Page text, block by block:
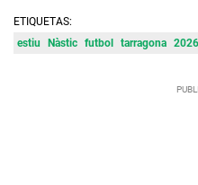
ETIQUETAS:
estiu
Nàstic futbol tarragona 2026